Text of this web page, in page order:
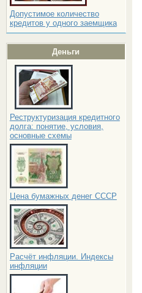
Допустимое количество
кредитов у одного заемщика
Деньги
Реструктуризация кредитного
долга: понятие, условия,
основные схемы
Цена бумажных денег СССР
Расчёт инфляции. Индексы
инфляции